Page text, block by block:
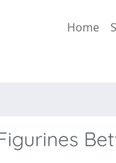
Home